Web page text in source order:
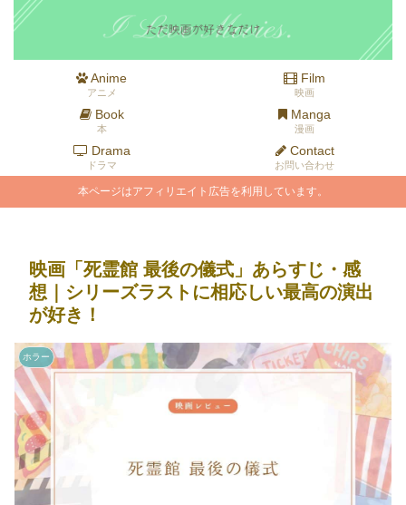
Anime
アニメ
Film
映画
Book
本
Manga
漫画
Drama
ドラマ
Contact
お問い合わせ
本ページはアフィリエイト広告を利用しています。
映画「死霊館 最後の儀式」あらすじ・感
想｜シリーズラストに相応しい最高の演出
が好き！
ホラー